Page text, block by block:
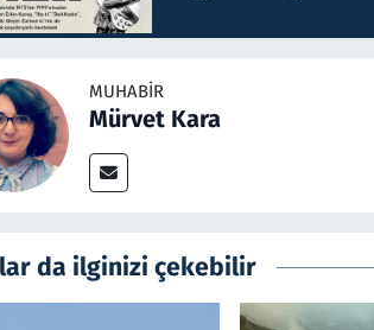
MUHABIR
Mürvet Kara
da ilginizi çekebilir